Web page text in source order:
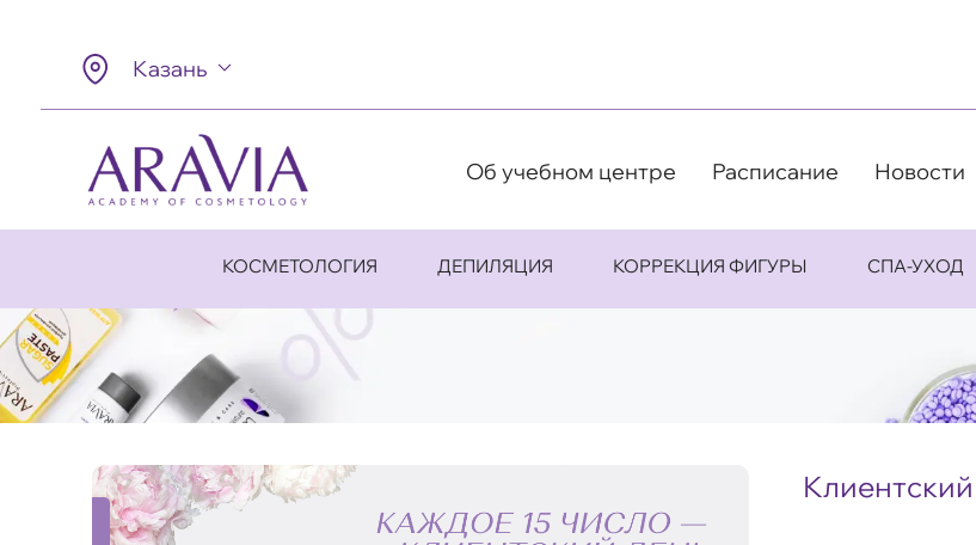
Казань
Об учебном центре Расписание Новости
КОСМЕТОЛОГИЯ ДЕПИЛЯЦИЯ КОРРЕКЦИЯ ФИГУРЫ СПА-УХОД